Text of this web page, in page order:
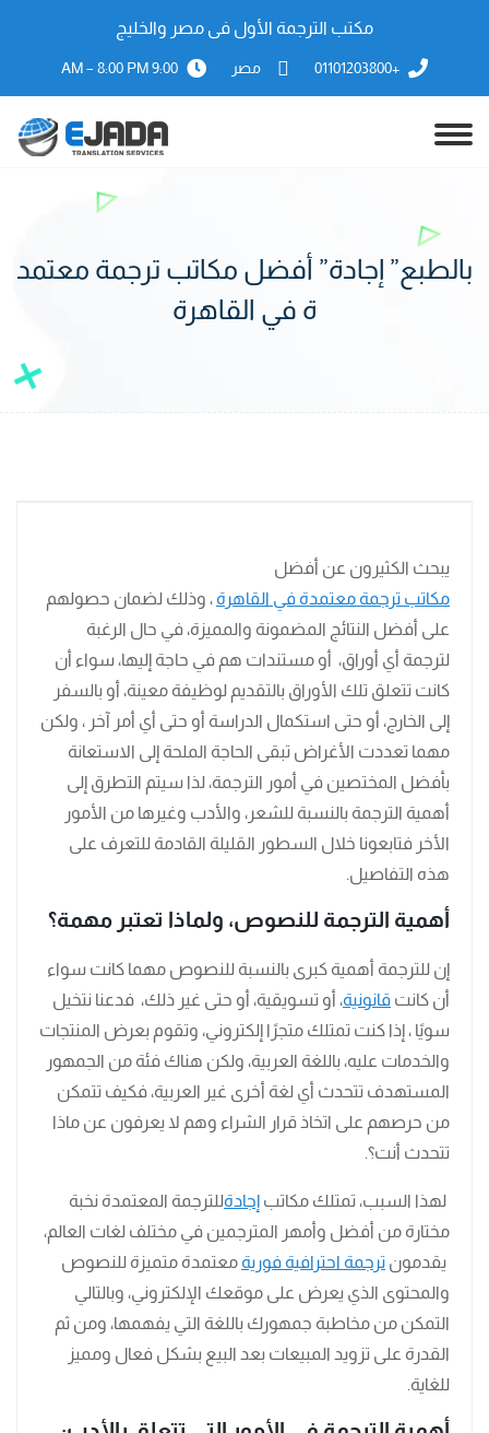
مكتب الترجمة الأول فى مصر والخليج
+01101203800 مصر 9:00 AM – 8:00 PM
بالطبع” إجادة” أفضل مكاتب ترجمة معتمد
ة في القاهرة
يبحث الكثيرون عن أفضل
مكاتب ترجمة معتمدة في القاهرة ، وذلك لضمان حصولهم
على أفضل النتائج المضمونة والمميزة، في حال الرغبة
لترجمة أي أوراق، أو مستندات هم في حاجة إليها، سواء أن
كانت تتعلق تلك الأوراق بالتقديم لوظيفة معينة، أو بالسفر
إلى الخارج، أو حتى استكمال الدراسة أو حتى أي أمر آخر ، ولكن
مهما تعددت الأغراض تبقى الحاجة الملحة إلى الاستعانة
بأفضل المختصين في أمور الترجمة، لذا سيتم التطرق إلى
أهمية الترجمة بالنسبة للشعر، والأدب وغيرها من الأمور
الأخر فتابعونا خلال السطور القليلة القادمة للتعرف على
هذه التفاصيل.
أهمية الترجمة للنصوص، ولماذا تعتبر مهمة؟
إن للترجمة أهمية كبرى بالنسبة للنصوص مهما كانت سواء
أن كانت قانونية، أو تسويقية، أو حتى غير ذلك، فدعنا نتخيل
سويًا ، إذا كنت تمتلك متجرًا إلكتروني، وتقوم بعرض المنتجات
والخدمات عليه، باللغة العربية، ولكن هناك فئة من الجمهور
المستهدف تتحدث أي لغة أخرى غير العربية، فكيف تتمكن
من حرصهم على اتخاذ قرار الشراء وهم لا يعرفون عن ماذا
تتحدث أنت؟.
لهذا السبب، تمتلك مكاتب إجادةللترجمة المعتمدة نخبة
مختارة من أفضل وأمهر المترجمين في مختلف لغات العالم،
يقدمون ترجمة احترافية فورية معتمدة متميزة للنصوص
والمحتوى الذي يعرض على موقعك الإلكتروني، وبالتالي
التمكن من مخاطبة جمهورك باللغة التي يفهمها، ومن ثم
القدرة على تزويد المبيعات بعد البيع بشكل فعال ومميز
للغاية.